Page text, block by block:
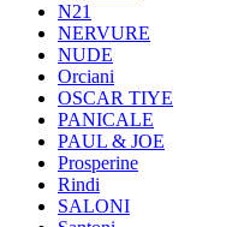
N21
NERVURE
NUDE
Orciani
OSCAR TIYE
PANICALE
PAUL & JOE
Prosperine
Rindi
SALONI